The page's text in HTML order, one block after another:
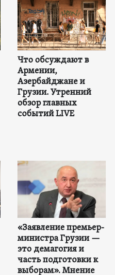
Что обсуждают в
Армении,
Азербайджане и
Грузии. Утренний
обзор главных
событий LIVE
«Заявление премьер-
министра Грузии —
это демагогия и
часть подготовки к
выборам». Мнение